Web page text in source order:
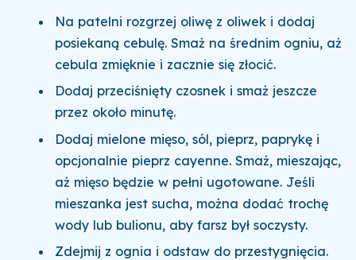
Na patelni rozgrzej oliwę z oliwek i dodaj
posiekaną cebulę. Smaż na średnim ogniu, aż
cebula zmięknie i zacznie się złocić.
Dodaj przeciśnięty czosnek i smaż jeszcze
przez około minutę.
Dodaj mielone mięso, sól, pieprz, paprykę i
opcjonalnie pieprz cayenne. Smaż, mieszając,
aż mięso będzie w pełni ugotowane. Jeśli
mieszanka jest sucha, można dodać trochę
wody lub bulionu, aby farsz był soczysty.
Zdejmij z ognia i odstaw do przestygnięcia.